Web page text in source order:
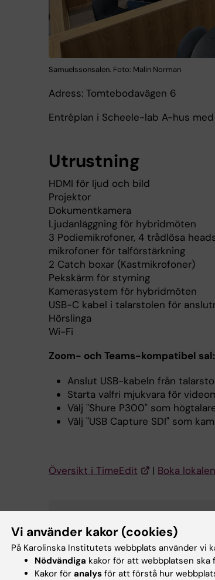
Samuelssonsalen. Foto: Malin Norman
Adress: Tomtebodavägen 6
Entréplan i Scheele-lab A-hus
Utrustning
HDMI för ljud och bild
Projektor
Dokumentkamera
Ljudanläggning för hybridmöten
3 Podiemikrofoner, 4 trådlösa
mikrofoner för talförstärkning
2 Catch boxar (Kastmikrofoner)
Pekskärm för styrning
Kamerasystem för hybridmöten
USB-C kabel i talarstolen för
Hörslinga
Wi-Fi
Zoom- och Teams-kompatibel sal:
Anslut USB-kabeln från
Starta valfri mjukvara för
Välj "Shure P300" som
Välj "USB Capture SDI" som
Översikt i TimeEdit | Boka
Support på teknisk utrustning i KI's
Telefon: +46 (0)8 524 864 13
E-post: av-support-solna@ki.se
Vi använder kakor (cookies)
På Karolinska Institutets webbplats använder vi
Nödvändiga kakor för att webbplatsen ska
Kakor för analys för att förstå hur